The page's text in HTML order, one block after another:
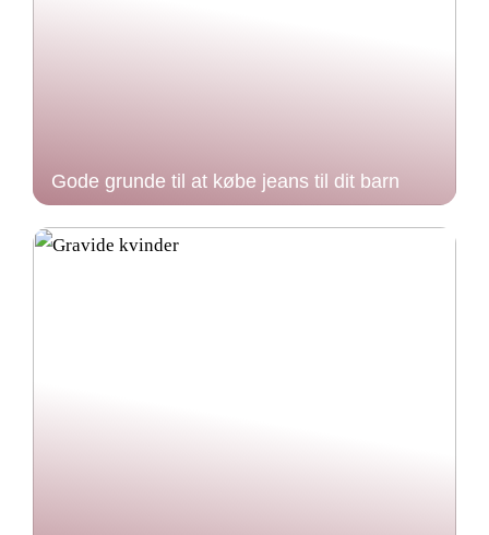
Gode grunde til at købe jeans til dit barn